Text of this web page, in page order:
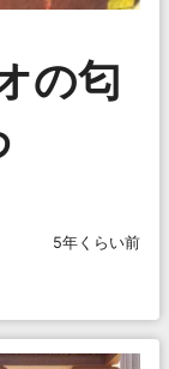
の匂
5年くらい前